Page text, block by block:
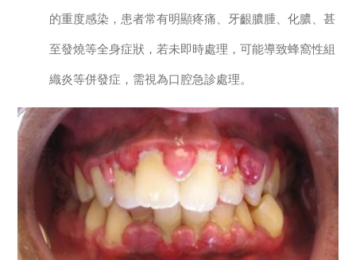
的重度感染，患者常有明顯疼痛、牙齦膿腫、化膿、甚
至發燒等全身症狀，若未即時處理，可能導致蜂窩性組
織炎等併發症，需視為口腔急診處理。